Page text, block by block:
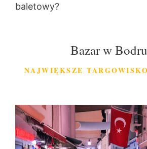
baletowy?
Bazar w
NAJWIĘKSZE